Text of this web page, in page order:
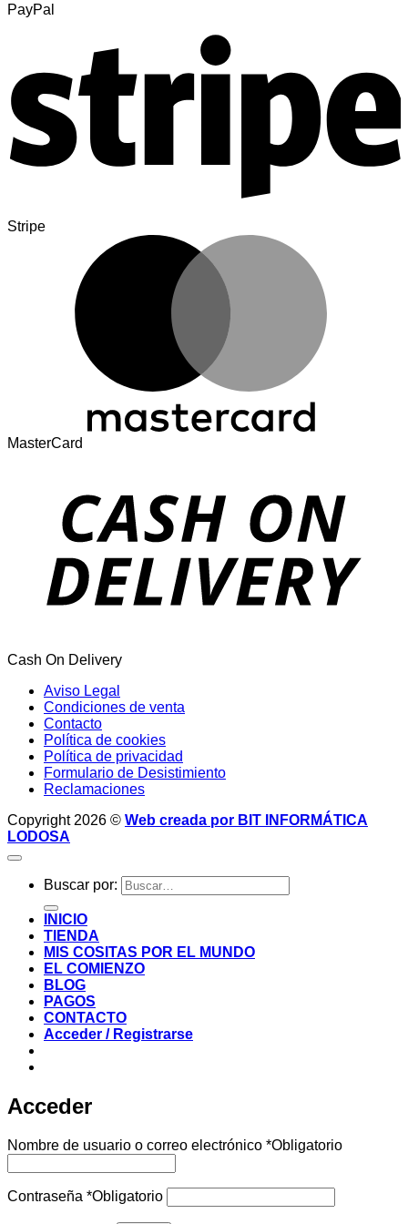
PayPal
Stripe
MasterCard
Cash On Delivery
Aviso Legal
Condiciones de venta
Contacto
Política de cookies
Política de privacidad
Formulario de Desistimiento
Reclamaciones
Copyright 2026 © Web creada por BIT INFORMÁTICA
LODOSA
Buscar por:
INICIO
TIENDA
MIS COSITAS POR EL MUNDO
EL COMIENZO
BLOG
PAGOS
CONTACTO
Acceder / Registrarse
Acceder
Nombre de usuario o correo electrónico *Obligatorio
Contraseña *Obligatorio